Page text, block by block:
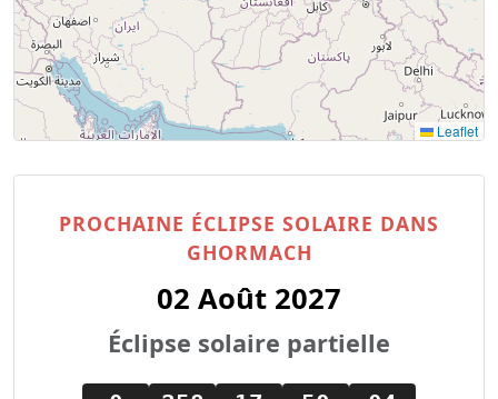
Leaflet
PROCHAINE ÉCLIPSE SOLAIRE DANS
GHORMACH
02 Août 2027
Éclipse solaire partielle